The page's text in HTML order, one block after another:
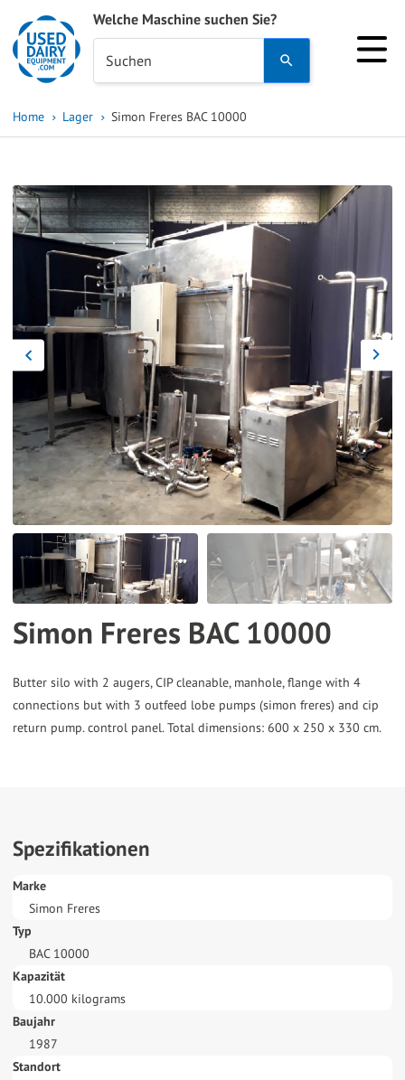
Welche Maschine suchen Sie?
Suchen
and
to
select
a
result.
Press
enter
to
go
the
selected
search
result.
Touch
device
users
can
use
and
swipe
gestures.
Home Lager Simon Freres BAC 10000
Simon Freres BAC 10000
Butter silo with 2 augers, CIP cleanable, manhole, flange with 4
connections but with 3 outfeed lobe pumps (simon freres) and cip
Spezifikationen
Marke
Simon Freres
Typ
BAC 10000
Kapazität
10.000 kilograms
Baujahr
1987
Standort